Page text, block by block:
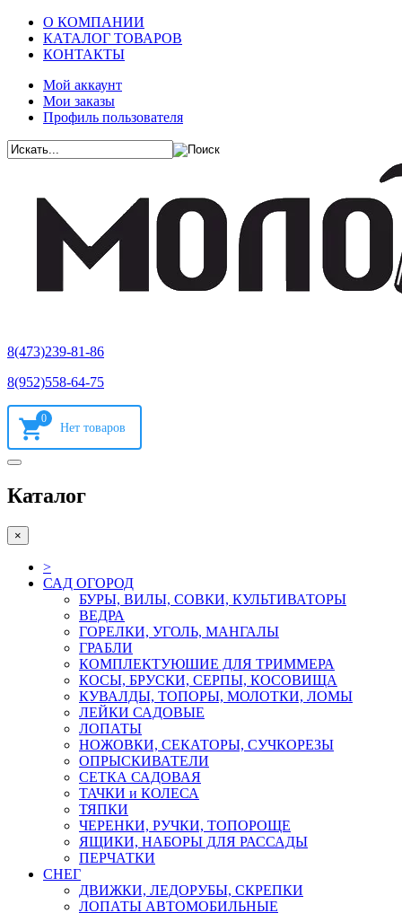
О КОМПАНИИ
КАТАЛОГ ТОВАРОВ
КОНТАКТЫ
Мой аккаунт
Мои заказы
Профиль пользователя
8(473)239-81-86
8(952)558-64-75
0
Каталог
×
>
САД ОГОРОД
БУРЫ, ВИЛЫ, СОВКИ, КУЛЬТИВАТОРЫ
ВЕДРА
ГОРЕЛКИ, УГОЛЬ, МАНГАЛЫ
ГРАБЛИ
КОМПЛЕКТУЮШИЕ ДЛЯ ТРИММЕРА
КОСЫ, БРУСКИ, СЕРПЫ, КОСОВИЩА
КУВАЛДЫ, ТОПОРЫ, МОЛОТКИ, ЛОМЫ
ЛЕЙКИ САДОВЫЕ
ЛОПАТЫ
НОЖОВКИ, СЕКАТОРЫ, СУЧКОРЕЗЫ
ОПРЫСКИВАТЕЛИ
СЕТКА САДОВАЯ
ТАЧКИ и КОЛЕСА
ТЯПКИ
ЧЕРЕНКИ, РУЧКИ, ТОПОРОЩЕ
ЯЩИКИ, НАБОРЫ ДЛЯ РАССАДЫ
ПЕРЧАТКИ
СНЕГ
ДВИЖКИ, ЛЕДОРУБЫ, СКРЕПКИ
ЛОПАТЫ АВТОМОБИЛЬНЫЕ